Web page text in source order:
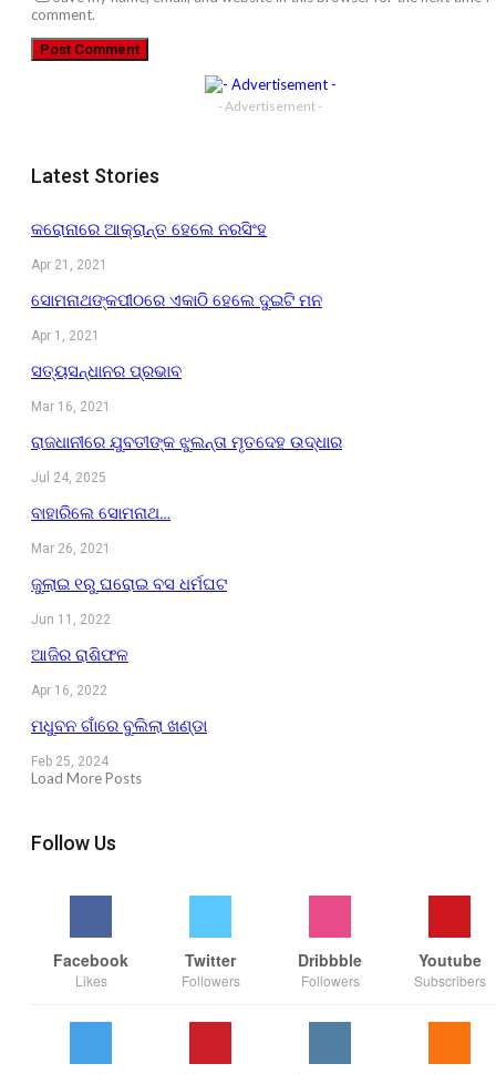
comment.
- Advertisement -
Latest Stories
କରୋନାରେ ଆକ୍ରାନ୍ତ ହେଲେ ନରସିଂହ
Apr 21, 2021
ସୋମନାଥଙ୍କପୀଠରେ ଏକାଠି ହେଲେ ଦୁଇଟି ମନ
Apr 1, 2021
ସତ୍ୟସନ୍ଧାନର ପ୍ରଭାବ
Mar 16, 2021
ରାଜଧାନୀରେ ଯୁବତୀଙ୍କ ଝୁଲନ୍ତା ମୃତଦେହ ଉଦ୍ଧାର
Jul 24, 2025
ବାହାରିଲେ ସୋମନାଥ…
Mar 26, 2021
ଜୁଲାଇ ୧ରୁ ଘରୋଇ ବସ ଧର୍ମଘଟ
Jun 11, 2022
ଆଜିର ରାଶିଫଳ
Apr 16, 2022
ମଧୁବନ ଗାଁରେ ବୁଲିଲା ଖଣ୍ଡା
Feb 25, 2024
Load More Posts
Follow Us
Facebook
Likes
Twitter
Followers
Dribbble
Followers
Youtube
Subscribers